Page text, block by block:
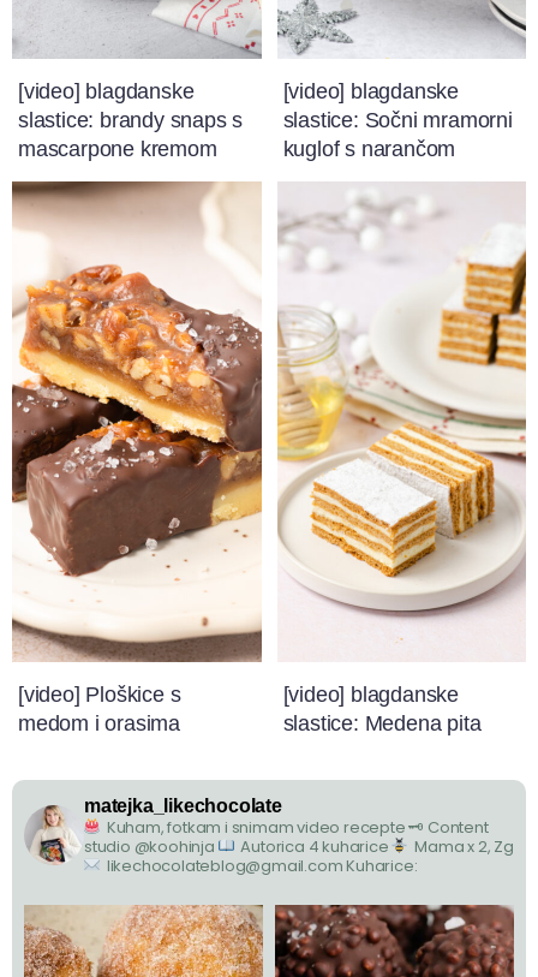
[video] blagdanske
slastice: brandy snaps s
mascarpone kremom
[video] blagdanske
slastice: Sočni mramorni
kuglof s narančom
[video] Ploškice s
medom i orasima
[video] blagdanske
slastice: Medena pita
matejka_likechocolate
Kuham, fotkam i snimam video recepte🗝 Content
studio @koohinja
Autorica 4 kuharice
Mama x 2, Zg
likechocolateblog@gmail.com Kuharice: